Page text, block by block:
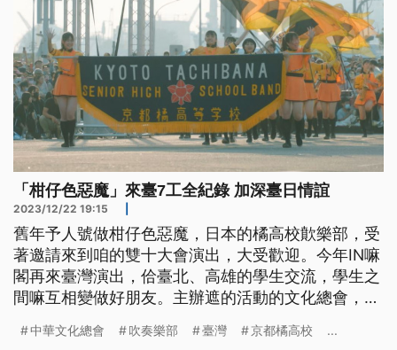
「柑仔色惡魔」來臺7工全紀錄 加深臺日情誼
2023/12/22 19:15
舊年予人號做柑仔色惡魔，日本的橘高校歕樂部，受
著邀請來到咱的雙十大會演出，大受歡迎。今年IN嘛
閣再來臺灣演出，佮臺北、高雄的學生交流，學生之
間嘛互相變做好朋友。主辦遮的活動的文化總會，共
定的友情。
中華文化總會 吹奏樂部 臺灣 京都橘高校 ...